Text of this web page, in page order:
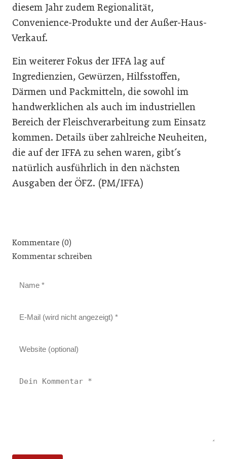
diesem Jahr zudem Regionalität,
Convenience-Produkte und der Außer-Haus-
Verkauf.
Ein weiterer Fokus der IFFA lag auf
Ingredienzien, Gewürzen, Hilfsstoffen,
Därmen und Packmitteln, die sowohl im
handwerklichen als auch im industriellen
Bereich der Fleischverarbeitung zum Einsatz
kommen. Details über zahlreiche Neuheiten,
die auf der IFFA zu sehen waren, gibt´s
natürlich ausführlich in den nächsten
Ausgaben der ÖFZ. (PM/IFFA)
Kommentare (0)
Kommentar schreiben